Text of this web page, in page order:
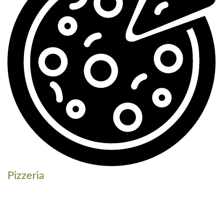
Pizzeria